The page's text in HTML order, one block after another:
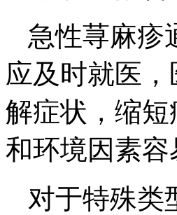
急性荨麻疹
应及时就医
解症状，缩
和环境因素
对于特殊类